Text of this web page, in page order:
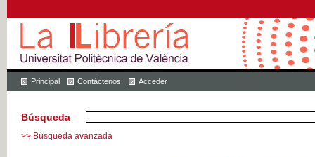
Principal Contáctenos Acceder
Búsqueda
>> Búsqueda avanzada